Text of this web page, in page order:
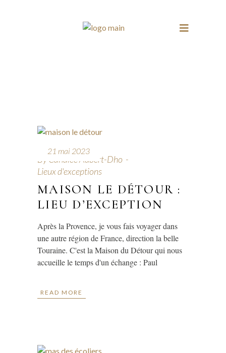
21 mai 2023
By Candice Aubert-Dho
Lieux d'exceptions
MAISON LE DÉTOUR :
LIEU D’EXCEPTION
Après la Provence, je vous fais voyager dans
une autre région de France, direction la belle
Touraine. C'est la Maison du Détour qui nous
accueille le temps d'un échange : Paul
READ MORE